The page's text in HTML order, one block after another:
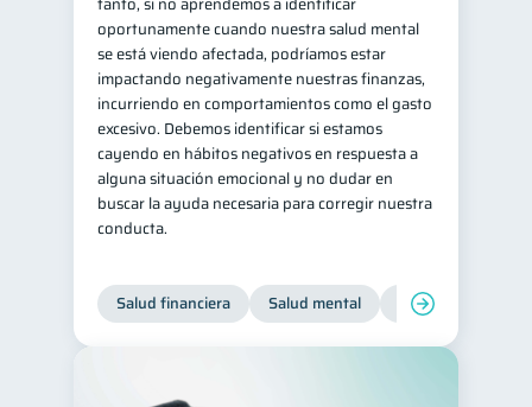
Consejos 6
Tarjeta de crédito 6
Historial crediticio
Ciberseguridad 5
Servicios
Derechos & Deberes
Vacaciones 2
oportunamente cuando nuestra salud mental
se está viendo afectada, podríamos estar
impactando negativamente nuestras finanzas,
incurriendo en comportamientos como el gasto
excesivo. Debemos identificar si estamos
cayendo en hábitos negativos en respuesta a
alguna situación emocional y no dudar en
buscar la ayuda necesaria para corregir nuestra
conducta.
Salud financiera Salud mental Inclusión